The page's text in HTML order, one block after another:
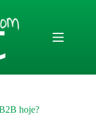
hoje?